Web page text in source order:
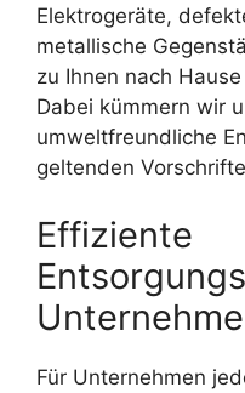
Elektrogeräte,
metallische
zu Ihnen nach
Dabei kümmern wir
umweltfreundliche
geltenden
Effiziente
Für Unternehmen